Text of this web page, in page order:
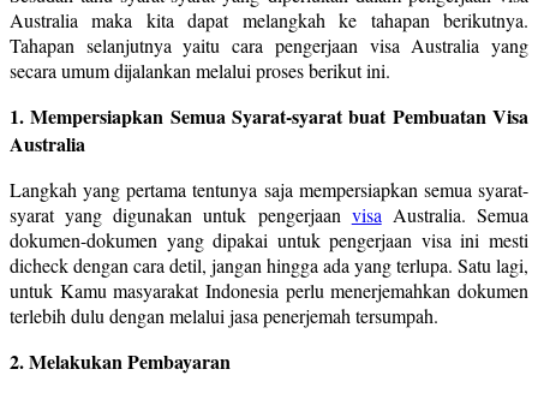
Australia maka kita dapat melangkah ke tahapan berikutnya.
Tahapan selanjutnya yaitu cara pengerjaan visa Australia yang
secara umum dijalankan melalui proses berikut ini.
1. Mempersiapkan Semua Syarat-syarat buat Pembuatan Visa
Australia
Langkah yang pertama tentunya saja mempersiapkan semua syarat-
syarat yang digunakan untuk pengerjaan visaAustralia. Semua
dokumen-dokumen yang dipakai untuk pengerjaan visa ini mesti
dicheck dengan cara detil, jangan hingga ada yang terlupa. Satu lagi,
untuk Kamu masyarakat Indonesia perlu menerjemahkan dokumen
terlebih dulu dengan melalui jasa penerjemah tersumpah.
2. Melakukan Pembayaran